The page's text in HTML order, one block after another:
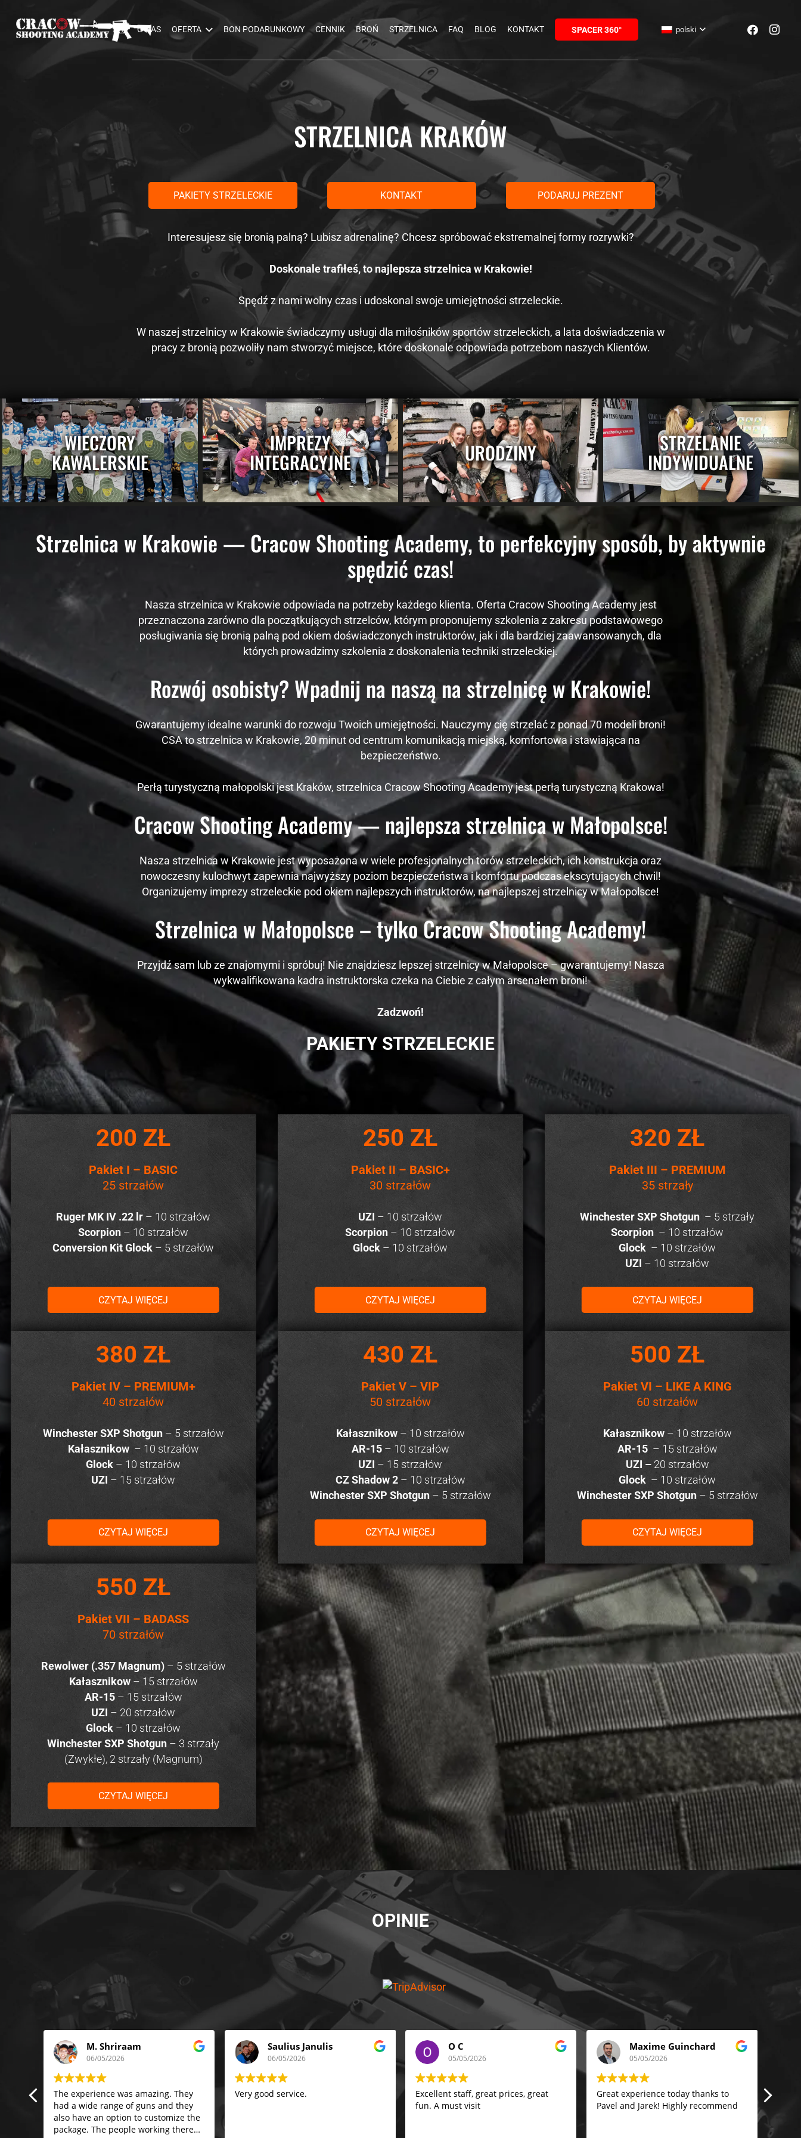
O NAS OFERTA BON PODARUNKOWY CENNIK BROŃ STRZELNICA FAQ BLOG KONTAKT SPACER 360° polski
STRZELNICA KRAKÓW
PAKIETY STRZELECKIE KONTAKT PODARUJ PREZENT
Interesujesz się bronią palną? Lubisz adrenalinę? Chcesz spróbować ekstremalnej formy rozrywki?
Doskonale trafiłeś, to najlepsza strzelnica w Krakowie!
Spędź z nami wolny czas i udoskonal swoje umiejętności strzeleckie.
W naszej strzelnicy w Krakowie świadczymy usługi dla miłośników sportów strzeleckich, a lata doświadczenia w
pracy z bronią pozwoliły nam stworzyć miejsce, które doskonale odpowiada potrzebom naszych Klientów.
WIECZORY
KAWALERSKIE
IMPREZY
INTEGRACYJNE URODZINY STRZELANIE
INDYWIDUALNE
Strzelnica w Krakowie — Cracow Shooting Academy, to perfekcyjny sposób, by aktywnie
spędzić czas!
Nasza strzelnica w Krakowie odpowiada na potrzeby każdego klienta. Oferta Cracow Shooting Academy jest
przeznaczona zarówno dla początkujących strzelców, którym proponujemy szkolenia z zakresu podstawowego
posługiwania się bronią palną pod okiem doświadczonych instruktorów, jak i dla bardziej zaawansowanych, dla
których prowadzimy szkolenia z doskonalenia techniki strzeleckiej.
Rozwój osobisty? Wpadnij na naszą na strzelnicę w Krakowie!
Gwarantujemy idealne warunki do rozwoju Twoich umiejętności. Nauczymy cię strzelać z ponad 70 modeli broni!
CSA to strzelnica w Krakowie, 20 minut od centrum komunikacją miejską, komfortowa i stawiająca na
bezpieczeństwo.
Perłą turystyczną małopolski jest Kraków, strzelnica Cracow Shooting Academy jest perłą turystyczną Krakowa!
Cracow Shooting Academy — najlepsza strzelnica w Małopolsce!
Nasza strzelnica w Krakowie jest wyposażona w wiele profesjonalnych torów strzeleckich, ich konstrukcja oraz
nowoczesny kulochwyt zapewnia najwyższy poziom bezpieczeństwa i komfortu podczas ekscytujących chwil!
Organizujemy imprezy strzeleckie pod okiem najlepszych instruktorów, na najlepszej strzelnicy w Małopolsce!
Strzelnica w Małopolsce – tylko Cracow Shooting Academy!
Przyjdź sam lub ze znajomymi i spróbuj! Nie znajdziesz lepszej strzelnicy w Małopolsce – gwarantujemy! Nasza
wykwalifikowana kadra instruktorska czeka na Ciebie z całym arsenałem broni!
Zadzwoń!
PAKIETY STRZELECKIE
200 ZŁ
Pakiet I – BASIC
25 strzałów
Ruger MK IV .22 lr – 10 strzałów
Scorpion – 10 strzałów
Conversion Kit Glock – 5 strzałów
CZYTAJ WIĘCEJ
250 ZŁ
Pakiet II – BASIC+
30 strzałów
UZI – 10 strzałów
Scorpion – 10 strzałów
Glock – 10 strzałów
CZYTAJ WIĘCEJ
320 ZŁ
Pakiet III – PREMIUM
35 strzały
Winchester SXP Shotgun – 5 strzały
Scorpion – 10 strzałów
Glock – 10 strzałów
UZI – 10 strzałów
CZYTAJ WIĘCEJ
380 ZŁ
Pakiet IV – PREMIUM+
40 strzałów
Winchester SXP Shotgun– 5 strzałów
Kałasznikow – 10 strzałów
Glock – 10 strzałów
UZI – 15 strzałów
CZYTAJ WIĘCEJ
430 ZŁ
Pakiet V – VIP
50 strzałów
Kałasznikow– 10 strzałów
AR-15– 10 strzałów
UZI – 15 strzałów
CZ Shadow 2– 10 strzałów
Winchester SXP Shotgun– 5 strzałów
CZYTAJ WIĘCEJ
500 ZŁ
Pakiet VI – LIKE A KING
60 strzałów
Kałasznikow– 10 strzałów
AR-15 – 15 strzałów
UZI – 20 strzałów
Glock – 10 strzałów
Winchester SXP Shotgun– 5 strzałów
CZYTAJ WIĘCEJ
550 ZŁ
Pakiet VII – BADASS
70 strzałów
Rewolwer (.357 Magnum)– 5 strzałów
Kałasznikow– 15 strzałów
AR-15– 15 strzałów
UZI – 20 strzałów
Glock – 10 strzałów
Winchester SXP Shotgun – 3 strzały
(Zwykłe), 2 strzały (Magnum)
CZYTAJ WIĘCEJ
OPINIE
M. Shriraam
06/05/2026
The experience was amazing. They
had a wide range of guns and they
also have an option to customize the
package. The people working there
Saulius Janulis
06/05/2026
Very good service.
O C
05/05/2026
Excellent staff, great prices, great
fun. A must visit
Maxime Guinchard
05/05/2026
Great experience today thanks to
Pavel and Jarek! Highly recommend
Konieczne
nie są
opcjonalne. Są
do
funkcjonowania
strony
internetowej.
Statystyka
Abyśmy mogli
poprawić
funkcjonalność
i strukturę
strony
internetowej,
na podstawie
tego, jak
strona jest
Doświadczenie
strona
internetowa
najlepiej
podczas
twojego
przejścia na nią.
Jeśli odrzucisz
te pliki cookie,
internetowej.
Marketing
Udostępniając swoje
zainteresowania i
zachowania
odwiedzania naszej
strony, zwiększasz
spersonalizowanych
treści i ofert.